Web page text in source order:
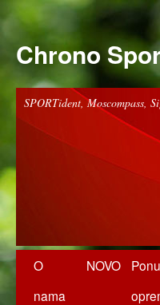
Chrono
SPORTident, Moscompass,
O
nama
NOVO